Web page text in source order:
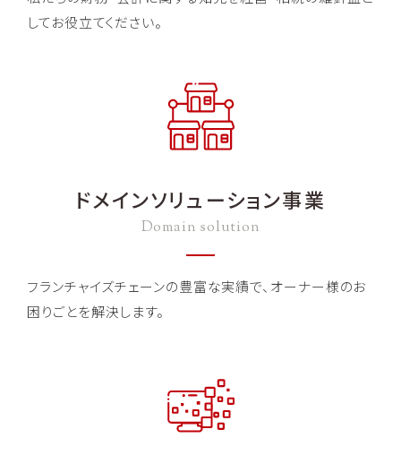
してお役立てください。
ドメインソリューション事業
Domain solution
フランチャイズチェーンの豊富な実績で、オーナー様のお
困りごとを解決します。